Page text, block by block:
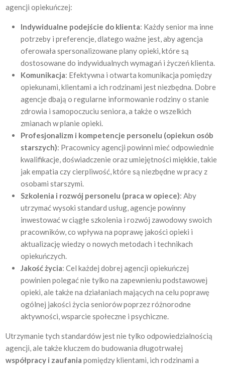
agencji opiekuńczej:
Indywidualne podejście do klienta: Każdy senior ma inne
potrzeby i preferencje, dlatego ważne jest, aby agencja
oferowała spersonalizowane plany opieki, które są
dostosowane do indywidualnych wymagań i życzeń klienta.
Komunikacja: Efektywna i otwarta komunikacja pomiędzy
opiekunami, klientami a ich rodzinami jest niezbędna. Dobre
agencje dbają o regularne informowanie rodziny o stanie
zdrowia i samopoczuciu seniora, a także o wszelkich
zmianach w planie opieki.
Profesjonalizm i kompetencje personelu (opiekun osób
starszych): Pracownicy agencji powinni mieć odpowiednie
kwalifikacje, doświadczenie oraz umiejętności miękkie, takie
jak empatia czy cierpliwość, które są niezbędne w pracy z
osobami starszymi.
Szkolenia i rozwój personelu (praca w opiece): Aby
utrzymać wysoki standard usług, agencje powinny
inwestować w ciągłe szkolenia i rozwój zawodowy swoich
pracowników, co wpływa na poprawę jakości opieki i
aktualizację wiedzy o nowych metodach i technikach
opiekuńczych.
Jakość życia: Cel każdej dobrej agencji opiekuńczej
powinien polegać nie tylko na zapewnieniu podstawowej
opieki, ale także na działaniach mających na celu poprawę
ogólnej jakości życia seniorów poprzez różnorodne
aktywności, wsparcie społeczne i psychiczne.
Utrzymanie tych standardów jest nie tylko odpowiedzialnością
agencji, ale także kluczem do budowania długotrwałej
współpracy i zaufaniapomiędzy klientami, ich rodzinami a